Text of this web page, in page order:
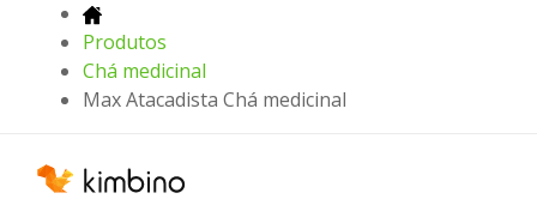
Produtos
Chá medicinal
Max Atacadista Chá medicinal